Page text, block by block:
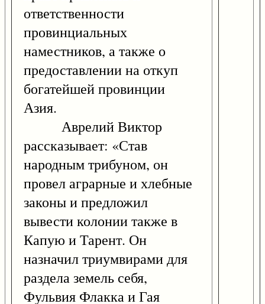
ответственности
провинциальных
наместников, а также о
предоставлении на откуп
богатейшей провинции
Азия.
Аврелий Виктор
рассказывает: «Став
народным трибуном, он
провел аграрные и хлебные
законы и предложил
вывести колонии также в
Капую и Тарент. Он
назначил триумвирами для
раздела земель себя,
Фульвия Флакка и Гая